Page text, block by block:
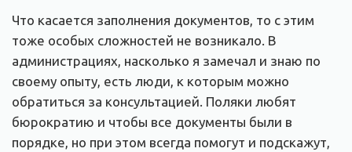
Что касается заполнения документов, то с этим
тоже особых сложностей не возникало. В
администрациях, насколько я замечал и знаю по
своему опыту, есть люди, к которым можно
обратиться за консультацией. Поляки любят
бюрократию и чтобы все документы были в
порядке, но при этом всегда помогут и подскажут,